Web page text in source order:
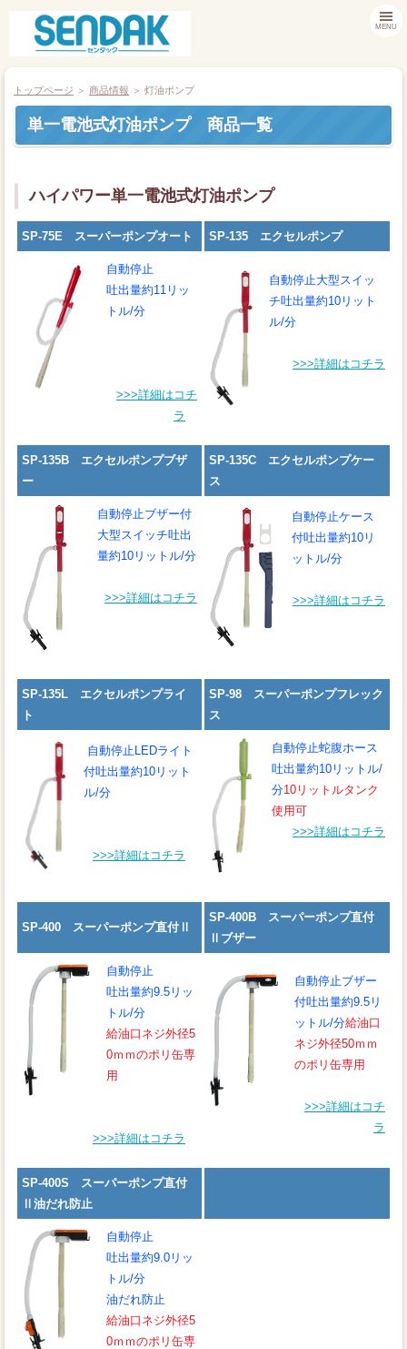
MENU
お客様サポート
採用情報
会社案内
トップページ ＞ 商品情報 ＞ 灯油ポンプ
単一電池式灯油ポンプ 商品一覧
ハイパワー単一電池式灯油ポンプ
SP-75E スーパーポンプオート SP-135 エクセルポンプ
自動停止
吐出量約11リッ
トル/分
>>>詳細はコチ
ラ
自動停止大型スイッ
チ吐出量約10リット
ル/分
>>>詳細はコチラ
SP-135B エクセルポンプブザ
ー
SP-135C エクセルポンプケー
ス
自動停止ブザー付
大型スイッチ吐出
量約10リットル/分
>>>詳細はコチラ
自動停止ケース
付吐出量約10リ
ットル/分
>>>詳細はコチラ
SP-135L エクセルポンプライ
ト
SP-98 スーパーポンプフレック
ス
自動停止LEDライト
付吐出量約10リット
ル/分
>>>詳細はコチラ
自動停止蛇腹ホース
吐出量約10リットル/
分10リットルタンク
使用可
>>>詳細はコチラ
SP-400 スーパーポンプ直付Ⅱ
SP-400B スーパーポンプ直付
Ⅱブザー
自動停止
吐出量約9.5リッ
トル/分
給油口ネジ外径5
0ｍｍのポリ缶専
用
>>>詳細はコチラ
自動停止ブザー
付吐出量約9.5リ
ットル/分給油口
ネジ外径50ｍｍ
のポリ缶専用
>>>詳細はコチ
ラ
SP-400S スーパーポンプ直付
Ⅱ油だれ防止
自動停止
吐出量約9.0リッ
トル/分
油だれ防止
給油口ネジ外径5
0ｍｍのポリ缶専